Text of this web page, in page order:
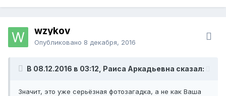
wzykov
Опубликовано 8 декабря, 2016
В 08.12.2016 в 03:12, Раиса Аркадьевна сказал:
Значит, это уже серьёзная фотозагадка, а не как Ваша